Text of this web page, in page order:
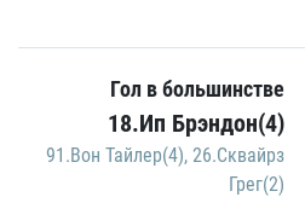
Гол в большинстве
18.Ип Брэндон(4)
91.Вон Тайлер(4), 26.Сквайрз
Грег(2)